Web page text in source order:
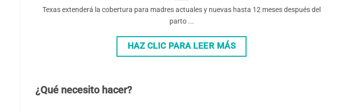
Texas extenderá la cobertura para madres actuales y nuevas hasta 12 meses después del
parto ...
HAZ CLIC PARA LEER MÁS
¿Qué necesito hacer?